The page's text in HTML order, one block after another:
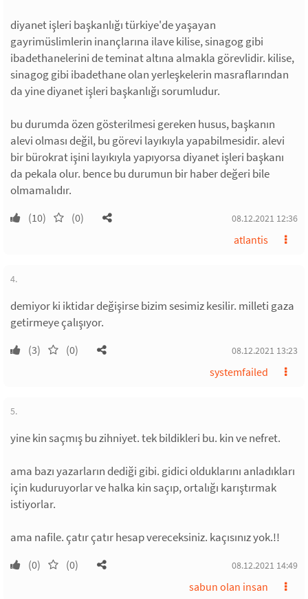
diyanet işleri başkanlığı türkiye'de yaşayan
gayrimüslimlerin inançlarına ilave kilise, sinagog gibi
ibadethanelerini de teminat altına almakla görevlidir. kilise,
sinagog gibi ibadethane olan yerleşkelerin masraflarından
da yine diyanet işleri başkanlığı sorumludur.
bu durumda özen gösterilmesi gereken husus, başkanın
alevi olması değil, bu görevi layıkıyla yapabilmesidir. alevi
bir bürokrat işini layıkıyla yapıyorsa diyanet işleri başkanı
da pekala olur. bence bu durumun bir haber değeri bile
olmamalıdır.
(10) (0) 08.12.2021 12:36
atlantis
4.
demiyor ki iktidar değişirse bizim sesimiz kesilir. milleti gaza
getirmeye çalışıyor.
(3) (0) 08.12.2021 13:23
systemfailed
5.
yine kin saçmış bu zihniyet. tek bildikleri bu. kin ve nefret.
ama bazı yazarların dediği gibi. gidici olduklarını anladıkları
için kuduruyorlar ve halka kin saçıp, ortalığı karıştırmak
istiyorlar.
ama nafile. çatır çatır hesap vereceksiniz. kaçısınız yok.!!
(0) (0) 08.12.2021 14:49
sabun olan insan